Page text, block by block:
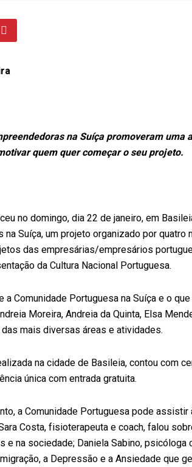
na Suíça promoveram uma
quem quer começar o seu projeto.
no domingo, dia 22 de janeiro, em
na Suíça, um projeto organizado por
das empresárias/empresários
da Cultura Nacional Portuguesa.
a Comunidade Portuguesa na Suíça e o
Moreira, Andreia da Quinta, Elsa
mais diversas áreas e atividades.
na cidade de Basileia, contou com
única com entrada gratuita.
a Comunidade Portuguesa pode
Costa, fisioterapeuta e coach, falou
e na sociedade; Daniela Sabino, psicóloga
a Depressão e a Ansiedade que